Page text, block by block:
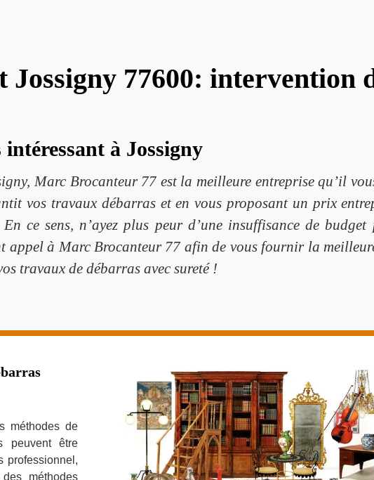
77600: intervention
à Jossigny
Marc Brocanteur 77 est la meilleure entreprise qu’il
vos travaux débarras et en vous proposant un prix
ce sens, n’ayez plus peur d’une insuffisance de
appel à Marc Brocanteur 77 afin de vous fournir la
travaux de débarras avec sureté !
méthodes de
peuvent être
professionnel,
méthodes